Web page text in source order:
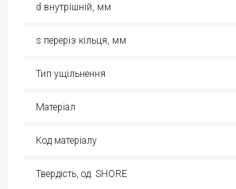
d внутрішній, мм
s переріз кільця, мм
Тип ущільнення
Матеріал
Код матеріалу
Твердість, од. SHORE